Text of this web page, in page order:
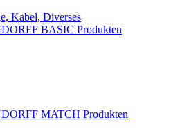
Kabel, Diverses
BASIC Produkten
MATCH Produkten